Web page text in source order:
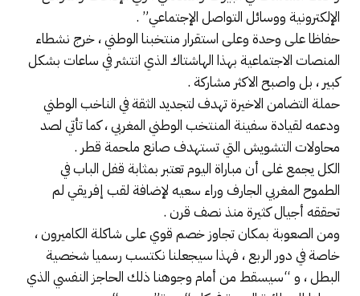
الإلكترونية ووسائل التواصل الإجتماعي” .
حفاظا على وحدة وعلى استقرار منتخبنا الوطني ، خرج نشطاء
المنصات الاجتماعية بهذا الهاشتاك الذي انتشر في ساعات بشكل
كبير ، بل واصبح الاكثر مشاركة .
حملة التضامن الاخيرة تهدف لتجديد الثقة في الناخب الوطني
ودعمه لقيادة سفينة المنتخب الوطني المغربي ، كما تأتي لصد
محاولات التشويش التي تستهدف صانع ملحمة قطر .
الكل يجمع غلى أن مباراة اليوم تعتبر بمثابة قفل الباب في
الطموح المغربي الجارف وراء سعيه لإضافة لقب إفريقي لم
تحققه أجيال كثيرة منذ نصف قرن .
ومن الصعوبة بمكان تجاوز خصم قوي على شاكلة الكاميرون ،
خاصة في دور الربع ، فهذا سيجعلنا نكتسب رسميا شخصية
البطل ، و “سيسقط من أمام وجوهنا ذلك الحاجز النفسي الذي